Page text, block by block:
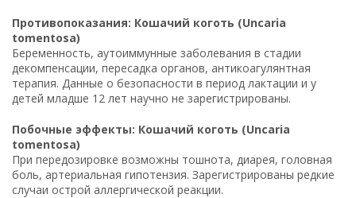
Противопоказания: Кошачий коготь (Uncaria
tomentosa)
Беременность, аутоиммунные заболевания в стадии
декомпенсации, пересадка органов, антикоагулянтная
терапия. Данные о безопасности в период лактации и у
детей младше 12 лет научно не зарегистрированы.
Побочные эффекты: Кошачий коготь (Uncaria
tomentosa)
При передозировке возможны тошнота, диарея, головная
боль, артериальная гипотензия. Зарегистрированы редкие
случаи острой аллергической реакции.